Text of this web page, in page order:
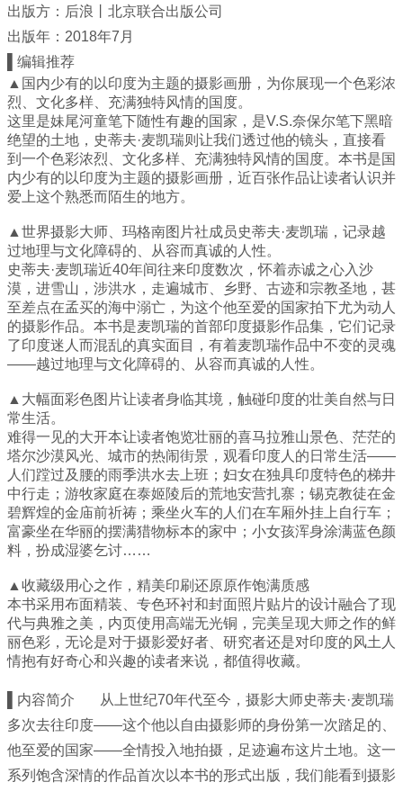
出版方：后浪丨北京联合出版公司
出版年：2018年7月
▌编辑推荐
▲国内少有的以印度为主题的摄影画册，为你展现一个色彩浓
烈、文化多样、充满独特风情的国度。
这里是妹尾河童笔下随性有趣的国家，是V.S.奈保尔笔下黑暗
绝望的土地，史蒂夫·麦凯瑞则让我们透过他的镜头，直接看
到一个色彩浓烈、文化多样、充满独特风情的国度。本书是国
内少有的以印度为主题的摄影画册，近百张作品让读者认识并
爱上这个熟悉而陌生的地方。
▲世界摄影大师、玛格南图片社成员史蒂夫·麦凯瑞，记录越
过地理与文化障碍的、从容而真诚的人性。
史蒂夫·麦凯瑞近40年间往来印度数次，怀着赤诚之心入沙
漠，进雪山，涉洪水，走遍城市、乡野、古迹和宗教圣地，甚
至差点在孟买的海中溺亡，为这个他至爱的国家拍下尤为动人
的摄影作品。本书是麦凯瑞的首部印度摄影作品集，它们记录
了印度迷人而混乱的真实面目，有着麦凯瑞作品中不变的灵魂
——越过地理与文化障碍的、从容而真诚的人性。
▲大幅面彩色图片让读者身临其境，触碰印度的壮美自然与日
常生活。
难得一见的大开本让读者饱览壮丽的喜马拉雅山景色、茫茫的
塔尔沙漠风光、城市的热闹街景，观看印度人的日常生活——
人们蹚过及腰的雨季洪水去上班；妇女在独具印度特色的梯井
中行走；游牧家庭在泰姬陵后的荒地安营扎寨；锡克教徒在金
碧辉煌的金庙前祈祷；乘坐火车的人们在车厢外挂上自行车；
富豪坐在华丽的摆满猎物标本的家中；小女孩浑身涂满蓝色颜
料，扮成湿婆乞讨……
▲收藏级用心之作，精美印刷还原原作饱满质感
本书采用布面精装、专色环衬和封面照片贴片的设计融合了现
代与典雅之美，内页使用高端无光铜，完美呈现大师之作的鲜
丽色彩，无论是对于摄影爱好者、研究者还是对印度的风土人
情抱有好奇心和兴趣的读者来说，都值得收藏。
▌内容简介 从上世纪70年代至今，摄影大师史蒂夫·麦凯瑞
多次去往印度——这个他以自由摄影师的身份第一次踏足的、
他至爱的国家——全情投入地拍摄，足迹遍布这片土地。这一
系列饱含深情的作品首次以本书的形式出版，我们能看到摄影